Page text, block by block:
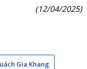
(12/04/2025)
Gia Khang